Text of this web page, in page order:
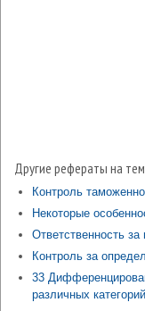
Другие рефераты на
Контроль
Некоторые
Ответственность
Контроль за
33
различных